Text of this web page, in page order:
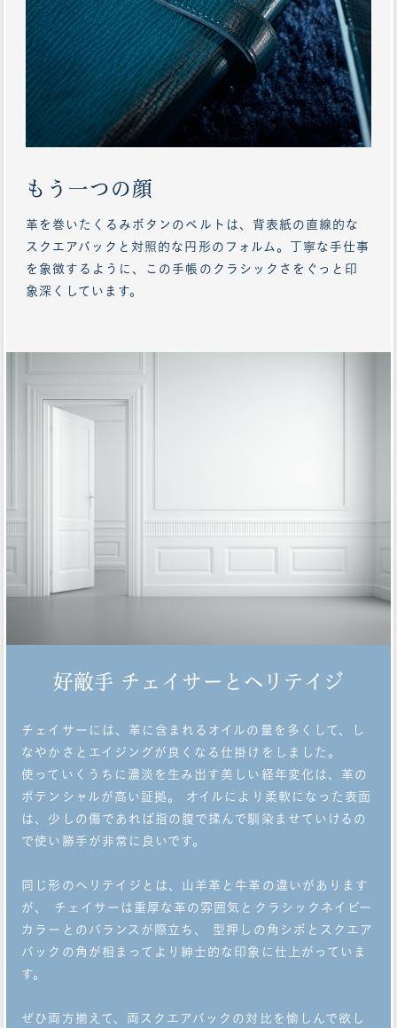
もう一つの顔
革を巻いたくるみボタンのベルトは、背表紙の直線的な
スクエアバックと対照的な円形のフォルム。丁寧な手仕事
を象徴するように、この手帳のクラシックさをぐっと印
象深くしています。
好敵手 チェイサーとヘリテイジ
チェイサーには、革に含まれるオイルの量を多くして、し
なやかさとエイジングが良くなる仕掛けをしました。
使っていくうちに濃淡を生み出す美しい経年変化は、革の
ポテンシャルが高い証拠。 オイルにより柔軟になった表面
は、少しの傷であれば指の腹で揉んで馴染ませていけるの
で使い勝手が非常に良いです。
同じ形のヘリテイジとは、山羊革と牛革の違いがあります
が、 チェイサーは重厚な革の雰囲気とクラシックネイビー
カラーとのバランスが際立ち、 型押しの角シボとスクエア
バックの角が相まってより紳士的な印象に仕上がっていま
す。
ぜひ両方揃えて、両スクエアバックの対比を愉しんで欲し